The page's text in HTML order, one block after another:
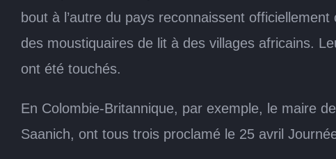
bout à l’autre du pays reconnaissent
des moustiquaires de lit à des villages africains.
ont été touchés.
En Colombie-Britannique, par exemple, le maire
Saanich, ont tous trois proclamé le 25 avril